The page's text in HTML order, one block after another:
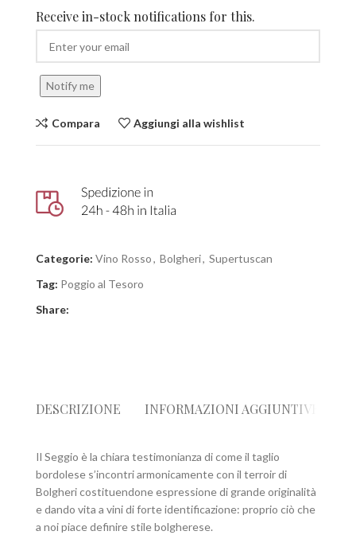
Receive in-stock notifications for this.
Notify me
Compara Aggiungi alla wishlist
Categorie: Vino Rosso, Bolgheri, Supertuscan
Tag: Poggio al Tesoro
Share:
DESCRIZIONE INFORMAZIONI AGGIUNTIVE
Il Seggio è la chiara testimonianza di come il taglio
bordolese s’incontri armonicamente con il terroir di
Bolgheri costituendone espressione di grande originalità
e dando vita a vini di forte identificazione: proprio ciò che
a noi piace definire stile bolgherese.